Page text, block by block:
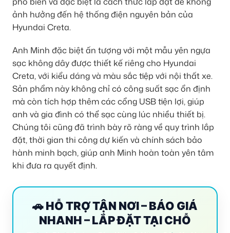
ảnh hưởng đến hệ thống điện nguyên bản của
Hyundai Creta.
Anh Minh đặc biệt ấn tượng với một mẫu yên ngựa
sạc không dây được thiết kế riêng cho Hyundai
Creta, với kiểu dáng và màu sắc tiệp với nội thất xe.
Sản phẩm này không chỉ có công suất sạc ổn định
mà còn tích hợp thêm các cổng USB tiện lợi, giúp
anh và gia đình có thể sạc cùng lúc nhiều thiết bị.
Chúng tôi cũng đã trình bày rõ ràng về quy trình lắp
đặt, thời gian thi công dự kiến và chính sách bảo
hành minh bạch, giúp anh Minh hoàn toàn yên tâm
khi đưa ra quyết định.
🚗 HỖ TRỢ TẬN NƠI – BÁO GIÁ
NHANH – LẮP ĐẶT TẠI CHỖ